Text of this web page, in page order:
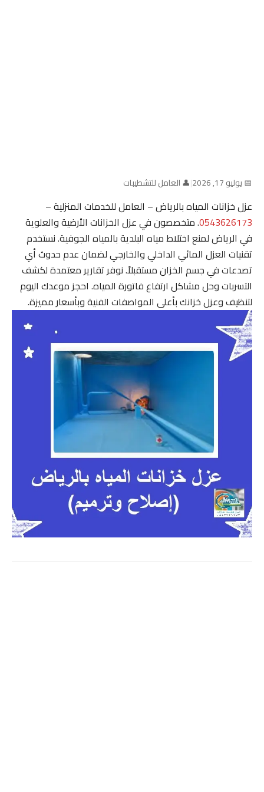
📅 يوليو 17, 2026 |👤 العامل للتشطيبات
عزل خزانات المياه بالرياض – العامل للخدمات المنزلية –
0543626173. متخصصون في عزل الخزانات الأرضية والعلوية
في الرياض لمنع اختلاط مياه البلدية بالمياه الجوفية. نستخدم
تقنيات العزل المائي الداخلي والخارجي لضمان عدم حدوث أي
تصدعات في جسم الخزان مستقبلاً. نوفر تقارير معتمدة لكشف
التسربات وحل مشاكل ارتفاع فاتورة المياه. احجز موعدك اليوم
لتنظيف وعزل خزانك بأعلى المواصفات الفنية وبأسعار مميزة.